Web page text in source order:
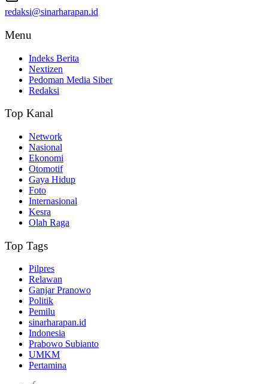
redaksi@sinarharapan.id
Menu
Indeks Berita
Nextizen
Pedoman Media Siber
Redaksi
Top Kanal
Network
Nasional
Ekonomi
Otomotif
Gaya Hidup
Foto
Internasional
Kesra
Olah Raga
Top Tags
Pilpres
Relawan
Ganjar Pranowo
Politik
Pemilu
sinarharapan.id
Indonesia
Prabowo Subianto
UMKM
Pertamina